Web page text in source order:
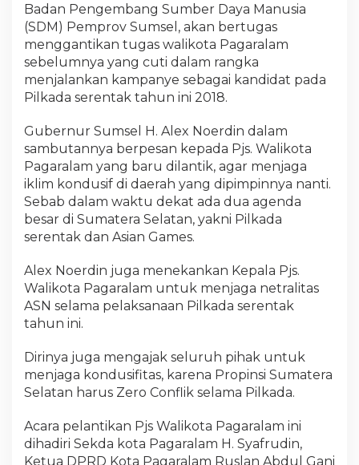
Badan Pengembang Sumber Daya Manusia
(SDM) Pemprov Sumsel, akan bertugas
menggantikan tugas walikota Pagaralam
sebelumnya yang cuti dalam rangka
menjalankan kampanye sebagai kandidat pada
Pilkada serentak tahun ini 2018.
Gubernur Sumsel H. Alex Noerdin dalam
sambutannya berpesan kepada Pjs. Walikota
Pagaralam yang baru dilantik, agar menjaga
iklim kondusif di daerah yang dipimpinnya nanti.
Sebab dalam waktu dekat ada dua agenda
besar di Sumatera Selatan, yakni Pilkada
serentak dan Asian Games.
Alex Noerdin juga menekankan Kepala Pjs.
Walikota Pagaralam untuk menjaga netralitas
ASN selama pelaksanaan Pilkada serentak
tahun ini.
Dirinya juga mengajak seluruh pihak untuk
menjaga kondusifitas, karena Propinsi Sumatera
Selatan harus Zero Conflik selama Pilkada.
Acara pelantikan Pjs Walikota Pagaralam ini
dihadiri Sekda kota Pagaralam H. Syafrudin,
Ketua DPRD Kota Pagaralam Ruslan Abdul Gani